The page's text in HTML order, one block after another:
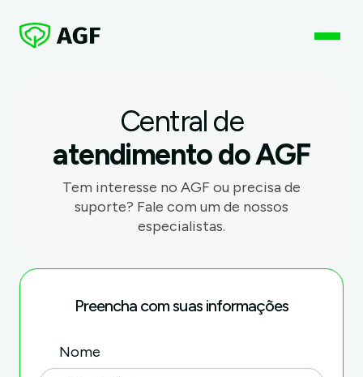
Central de
atendimento do AGF
Tem interesse no AGF ou precisa de
suporte? Fale com um de nossos
especialistas.
Preencha com suas informações
Nome